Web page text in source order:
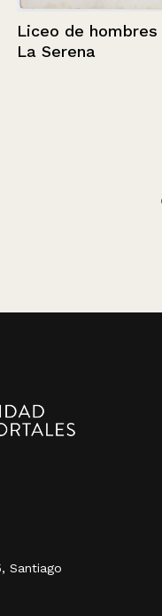
de hombres de
Serena
Santiago